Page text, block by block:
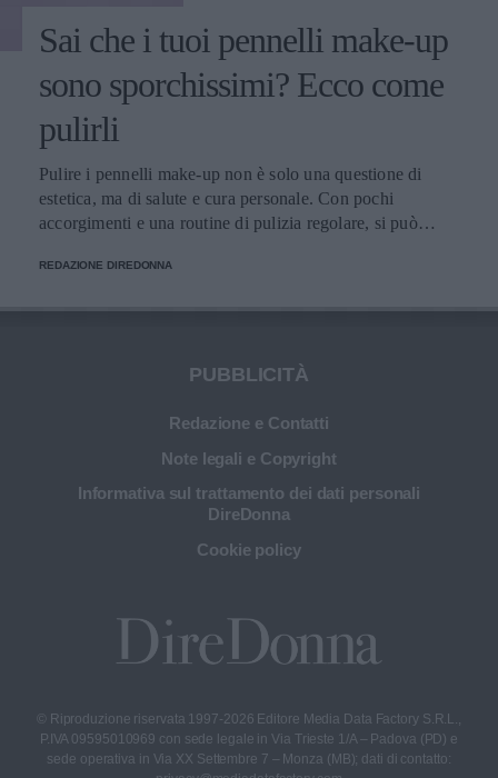
Sai che i tuoi pennelli make-up
sono sporchissimi? Ecco come
pulirli
Pulire i pennelli make-up non è solo una questione di
estetica, ma di salute e cura personale. Con pochi
accorgimenti e una routine di pulizia regolare, si può
più sana e prolungare la vita dei preziosi strumenti di
REDAZIONE DIREDONNA
PUBBLICITÀ
Redazione e Contatti
Note legali e Copyright
Informativa sul trattamento dei dati personali
DireDonna
Cookie policy
© Riproduzione riservata 1997-2026 Editore Media Data Factory S.R.L.,
P.IVA 09595010969 con sede legale in Via Trieste 1/A – Padova (PD) e
sede operativa in Via XX Settembre 7 – Monza (MB); dati di contatto: